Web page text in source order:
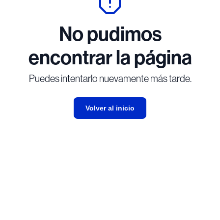
No pudimos
encontrar la página
Puedes intentarlo nuevamente más tarde.
Volver al inicio